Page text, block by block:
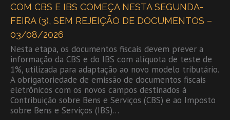
COM CBS E IBS COMEÇA NESTA SEGUNDA-
FEIRA (3), SEM REJEIÇÃO DE DOCUMENTOS –
03/08/2026
Nesta etapa, os documentos fiscais devem prever a
informação da CBS e do IBS com alíquota de teste de
1%, utilizada para adaptação ao novo modelo tributário.
A obrigatoriedade de emissão de documentos fiscais
eletrônicos com os novos campos destinados à
Contribuição sobre Bens e Serviços (CBS) e ao Imposto
sobre Bens e Serviços (IBS)…